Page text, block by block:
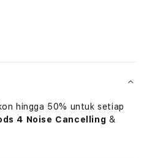
Case
hingga 50% untuk setiap
4 Noise Cancelling &